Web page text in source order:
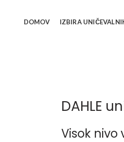
DOMOV IZBIRA
DAHLE
Visok nivo